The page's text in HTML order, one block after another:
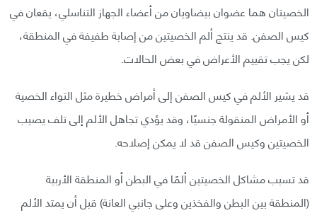
الخصيتان هما عضوان بيضاويان من أعضاء الجهاز التناسلي، يقعان في
كيس الصفن. قد ينتج ألم الخصيتين من إصابة طفيفة في المنطقة،
لكن يجب تقييم الأعراض في بعض الحالات.
قد يشير الألم في كيس الصفن إلى أمراض خطيرة مثل التواء الخصية
أو الأمراض المنقولة جنسيًا، وقد يؤدي تجاهل الألم إلى تلف يصيب
الخصيتين وكيس الصفن قد لا يمكن إصلاحه.
قد تسبب مشاكل الخصيتين ألمًا في البطن أو المنطقة الأربية
(المنطقة بين البطن والفخذين وعلى جانبي العانة) قبل أن يمتد الألم